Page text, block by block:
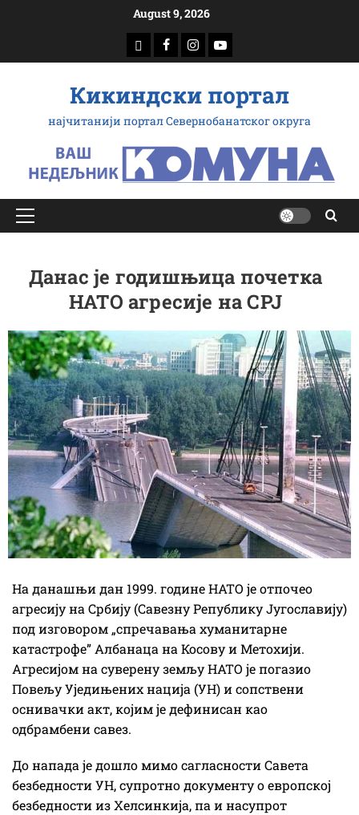
August 9, 2026
доwнлоад
Фацебоок
Инстаграм
Yоутубе
Кикиндски портал
најчитанији портал Севернобанатског округа
Примарy
Данас је годишњица почетка
НАТО агресије на СРЈ
На данашњи дан 1999. године НАТО је отпочео
агресију на Србију (Савезну Републику Југославију)
под изговором „спречавања хуманитарне
катастрофе” Албанаца на Косову и Метохији.
Агресијом на суверену земљу НАТО је погазио
Повељу Уједињених нација (УН) и сопствени
оснивачки акт, којим је дефинисан као
одбрамбени савез.
До напада је дошло мимо сагласности Савета
безбедности УН, супротно документу о европској
безбедности из Хелсинкија, па и насупрот